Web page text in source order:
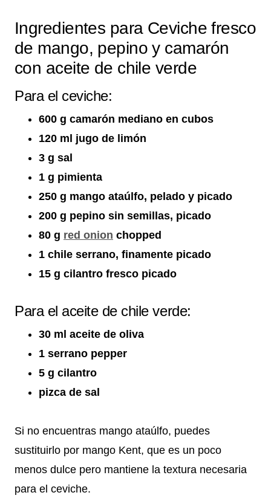
Ingredientes para Ceviche fresco
de mango, pepino y camarón
con aceite de chile verde
Para el ceviche:
600 g camarón mediano en cubos
120 ml jugo de limón
3 g sal
1 g pimienta
250 g mango ataúlfo, pelado y picado
200 g pepino sin semillas, picado
80 g red onion chopped
1 chile serrano, finamente picado
15 g cilantro fresco picado
Para el aceite de chile verde:
30 ml aceite de oliva
1 serrano pepper
5 g cilantro
pizca de sal
Si no encuentras mango ataúlfo, puedes
sustituirlo por mango Kent, que es un poco
menos dulce pero mantiene la textura necesaria
para el ceviche.